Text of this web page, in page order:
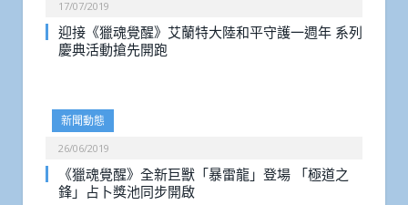
17/07/2019
迎接《獵魂覺醒》艾蘭特大陸和平守護一週年 系列
慶典活動搶先開跑
新聞動態
26/06/2019
《獵魂覺醒》全新巨獸「暴雷龍」登場 「極道之
鋒」占卜獎池同步開啟